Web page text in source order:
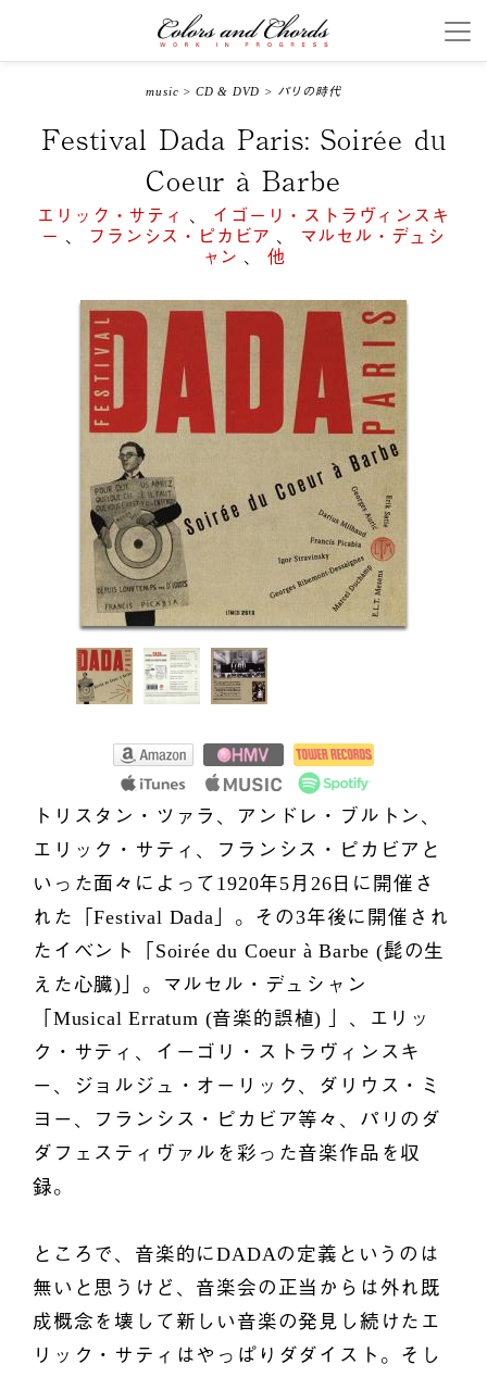
music > CD & DVD > パリの時代
Festival Dada Paris: Soirée du
Coeur à Barbe
エリック・サティ 、
イゴーリ・ストラヴィンスキ
ー 、 フランシス・ピカビア 、
マルセル・デュシ
ャン 、 他
トリスタン・ツァラ、アンドレ・ブルトン、
エリック・サティ、フランシス・ピカビアと
いった面々によって1920年5月26日に開催さ
れた「Festival Dada」。その3年後に開催され
たイベント「Soirée du Coeur à Barbe (髭の生
えた心臓)」。マルセル・デュシャン
「Musical Erratum (音楽的誤植) 」、エリッ
ク・サティ、イーゴリ・ストラヴィンスキ
ー、ジョルジュ・オーリック、ダリウス・ミ
ヨー、フランシス・ピカビア等々、パリのダ
ダフェスティヴァルを彩った音楽作品を収
録。
ところで、音楽的にDADAの定義というのは
無いと思うけど、音楽会の正当からは外れ既
成概念を壊して新しい音楽の発見し続けたエ
リック・サティはやっぱりダダイスト。そし